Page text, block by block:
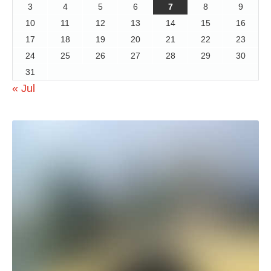
3 4 5 6 7 8
9
10
11 12 13 14 15
16
17
18 19 20 21 22
23
24
25 26 27 28 29
30
31
« Jul